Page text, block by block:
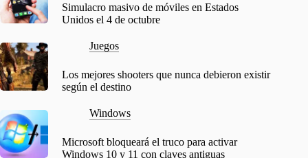
Simulacro masivo de móviles en Estados
Unidos el 4 de octubre
Juegos
Los mejores shooters que nunca debieron existir
según el destino
Windows
Microsoft bloqueará el truco para activar
Windows 10 y 11 con claves antiguas